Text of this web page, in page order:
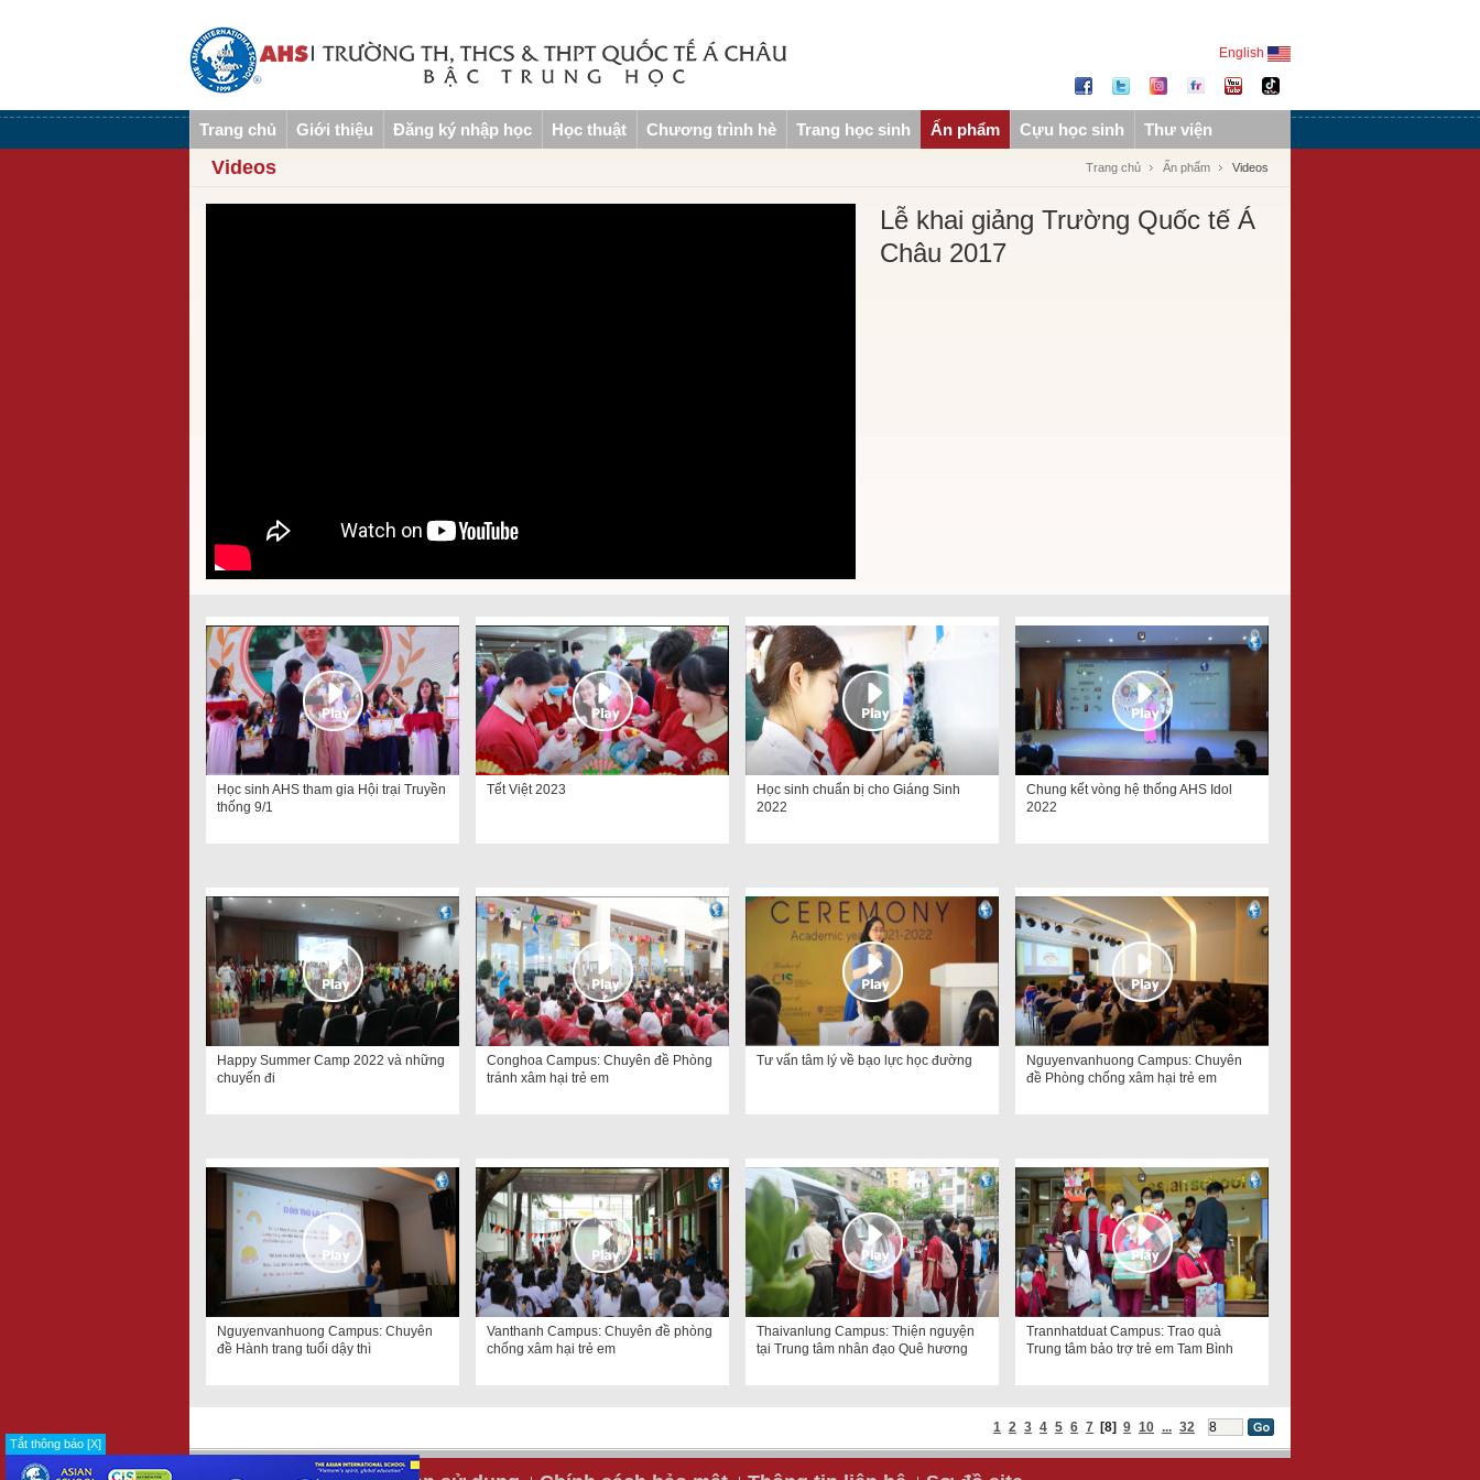
English
Tắt thông báo [X]
Trang chủ Giới thiệu Đăng ký nhập học Học thuật Chương trình hè Trang học sinh Ấn phẩm Cựu học sinh Thư viện
Videos Trang chủ Ấn phẩm Videos
Lễ khai giảng Trường Quốc tế Á
Châu 2017
Học sinh AHS tham gia Hội trại Truyền
thống 9/1
Tết Việt 2023
Học sinh chuẩn bị cho Giáng Sinh
2022
Chung kết vòng hệ thống AHS Idol
2022
Happy Summer Camp 2022 và những
chuyến đi
Conghoa Campus: Chuyên đề Phòng
tránh xâm hại trẻ em
Tư vấn tâm lý về bạo lực học đường
Nguyenvanhuong Campus: Chuyên
đề Phòng chống xâm hại trẻ em
Nguyenvanhuong Campus: Chuyên
đề Hành trang tuổi dậy thì
Vanthanh Campus: Chuyên đề phòng
chống xâm hại trẻ em
Thaivanlung Campus: Thiện nguyện
tại Trung tâm nhân đạo Quê hương
Trannhatduat Campus: Trao quà
Trung tâm bảo trợ trẻ em Tam Bình
1 2 3 4 5 6 7 [8] 9 10 ... 32